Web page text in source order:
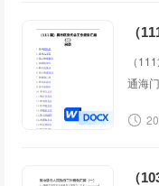
（
（
通海
淳区
（